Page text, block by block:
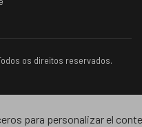
os direitos reservados.
para personalizar el